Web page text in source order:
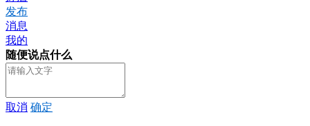
发布
消息
我的
随便说点什么
取消 确定